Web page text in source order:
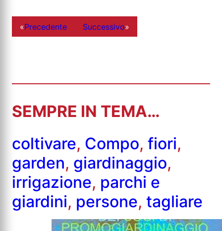
«Precedente Successivo»
SEMPRE IN TEMA…
coltivare, Compo, fiori,
garden, giardinaggio,
irrigazione, parchi e
giardini, persone, tagliare